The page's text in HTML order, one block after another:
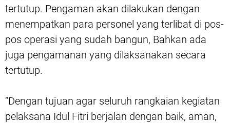
tertutup. Pengaman akan dilakukan dengan
menempatkan para personel yang terlibat di pos-
pos operasi yang sudah bangun, Bahkan ada
juga pengamanan yang dilaksanakan secara
tertutup.
“Dengan tujuan agar seluruh rangkaian kegiatan
pelaksana Idul Fitri berjalan dengan baik, aman,